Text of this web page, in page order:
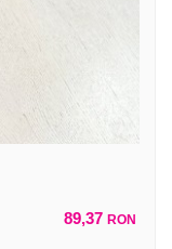
89,37 RON